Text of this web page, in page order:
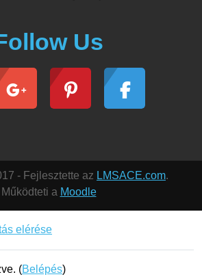
Us
- Fejlesztette az LMSACE.com.
Működteti a Moodle
elérése
(Belépés)